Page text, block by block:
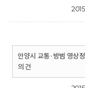
안양시 교통·방범 영상
의 건